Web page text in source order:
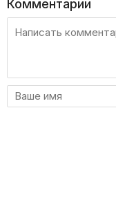
Комментарии